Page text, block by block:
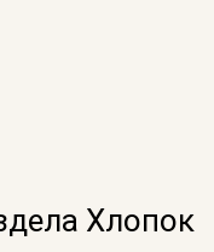
Хлопок